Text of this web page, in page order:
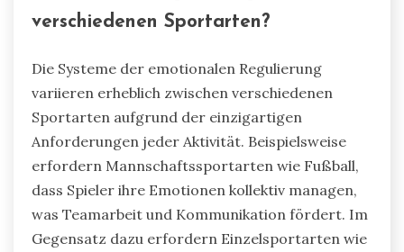
verschiedenen Sportarten?
Die Systeme der emotionalen Regulierung
variieren erheblich zwischen verschiedenen
Sportarten aufgrund der einzigartigen
Anforderungen jeder Aktivität. Beispielsweise
erfordern Mannschaftssportarten wie Fußball,
dass Spieler ihre Emotionen kollektiv managen,
was Teamarbeit und Kommunikation fördert. Im
Gegensatz dazu erfordern Einzelsportarten wie